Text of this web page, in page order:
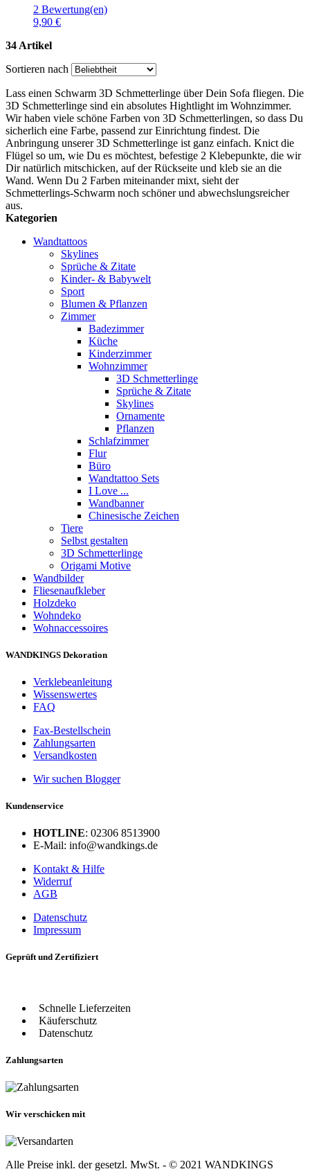
2 Bewertung(en)
9,90 €
34 Artikel
Sortieren nach
Lass einen Schwarm 3D Schmetterlinge über Dein Sofa fliegen. Die
3D Schmetterlinge sind ein absolutes Hightlight im Wohnzimmer.
Wir haben viele schöne Farben von 3D Schmetterlingen, so dass Du
sicherlich eine Farbe, passend zur Einrichtung findest. Die
Anbringung unserer 3D Schmetterlinge ist ganz einfach. Knict die
Flügel so um, wie Du es möchtest, befestige 2 Klebepunkte, die wir
Dir natürlich mitschicken, auf der Rückseite und kleb sie an die
Wand. Wenn Du 2 Farben miteinander mixt, sieht der
Schmetterlings-Schwarm noch schöner und abwechslungsreicher
aus.
Kategorien
Wandtattoos
Skylines
Sprüche & Zitate
Kinder- & Babywelt
Sport
Blumen & Pflanzen
Zimmer
Badezimmer
Küche
Kinderzimmer
Wohnzimmer
3D Schmetterlinge
Sprüche & Zitate
Skylines
Ornamente
Pflanzen
Schlafzimmer
Flur
Büro
Wandtattoo Sets
I Love ...
Wandbanner
Chinesische Zeichen
Tiere
Selbst gestalten
3D Schmetterlinge
Origami Motive
Wandbilder
Fliesenaufkleber
Holzdeko
Wohndeko
Wohnaccessoires
WANDKINGS Dekoration
Verklebeanleitung
Wissenswertes
FAQ
Fax-Bestellschein
Zahlungsarten
Versandkosten
Wir suchen Blogger
Kundenservice
HOTLINE: 02306 8513900
E-Mail: info@wandkings.de
Kontakt & Hilfe
Widerruf
AGB
Datenschutz
Impressum
Geprüft und Zertifiziert
Schnelle Lieferzeiten
Käuferschutz
Datenschutz
Zahlungsarten
Wir verschicken mit
Alle Preise inkl. der gesetzl. MwSt. - © 2021 WANDKINGS